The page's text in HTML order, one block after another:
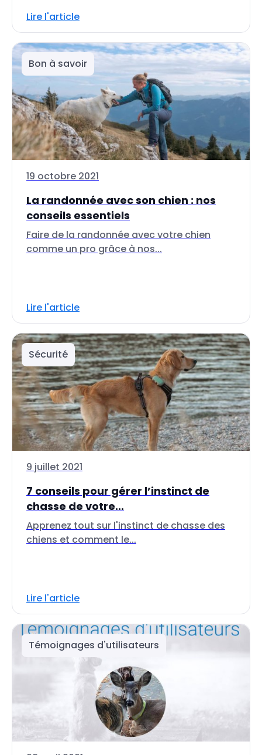
Lire l'article
Bon à savoir
19 octobre 2021
La randonnée avec son chien : nos
conseils essentiels
Faire de la randonnée avec votre chien
comme un pro grâce à nos...
Lire l'article
Sécurité
9 juillet 2021
7 conseils pour gérer l’instinct de
chasse de votre...
Apprenez tout sur l'instinct de chasse des
chiens et comment le...
Lire l'article
Témoignages d'utilisateurs